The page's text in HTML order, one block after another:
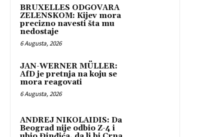
BRUXELLES ODGOVARA
ZELENSKOM: Kijev mora
precizno navesti šta mu
nedostaje
6 Augusta, 2026
JAN-WERNER MÜLLER:
AfD je pretnja na koju se
mora reagovati
6 Augusta, 2026
ANDREJ NIKOLAIDIS: Da
Beograd nije odbio Z-4 i